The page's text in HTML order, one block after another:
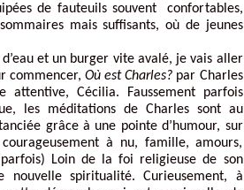
de fauteuils souvent confortables,
mais suffisants, où de jeunes
et un burger vite avalé, je vais aller
commencer,Où est Charles? par Charles
attentive, Cécilia. Faussement parfois
les méditations de Charles sont au
grâce à une pointe d’humour, sur
à nu, famille, amours,
Loin de la foi religieuse de son
nouvelle spiritualité. Curieusement, à